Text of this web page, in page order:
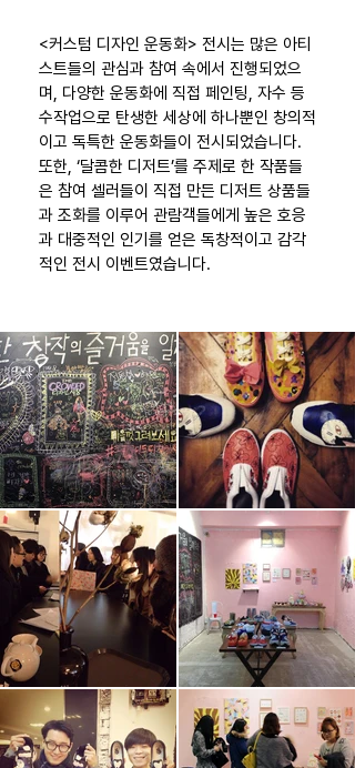
<커스텀 디자인 운동화> 전시는 많은 아티
스트들의 관심과 참여 속에서 진행되었으
며, 다양한 운동화에 직접 페인팅, 자수 등
수작업으로 탄생한 세상에 하나뿐인 창의적
이고 독특한 운동화들이 전시되었습니다.
또한, ‘달콤한 디저트’를 주제로 한 작품들
은 참여 셀러들이 직접 만든 디저트 상품들
과 조화를 이루어 관람객들에게 높은 호응
과 대중적인 인기를 얻은 독창적이고 감각
적인 전시 이벤트였습니다.